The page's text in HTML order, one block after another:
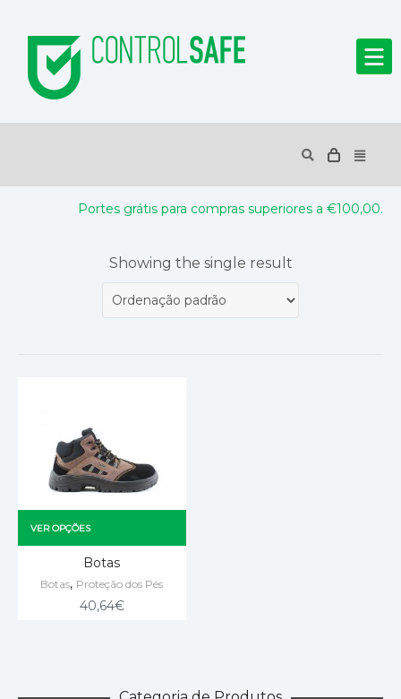
Portes grátis para compras superiores a €100,00.
Showing the single result
VER OPÇÕES
Botas
Botas, Proteção dos Pés
40,64€